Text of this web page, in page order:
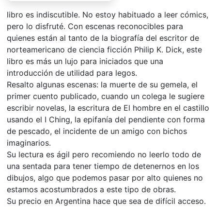
libro es indiscutible. No estoy habituado a leer cómics,
pero lo disfruté. Con escenas reconocibles para
quienes están al tanto de la biografía del escritor de
norteamericano de ciencia ficción Philip K. Dick, este
libro es más un lujo para iniciados que una
introducción de utilidad para legos.
Resalto algunas escenas: la muerte de su gemela, el
primer cuento publicado, cuando un colega le sugiere
escribir novelas, la escritura de El hombre en el castillo
usando el I Ching, la epifanía del pendiente con forma
de pescado, el incidente de un amigo con bichos
imaginarios.
Su lectura es ágil pero recomiendo no leerlo todo de
una sentada para tener tiempo de detenernos en los
dibujos, algo que podemos pasar por alto quienes no
estamos acostumbrados a este tipo de obras.
Su precio en Argentina hace que sea de difícil acceso.